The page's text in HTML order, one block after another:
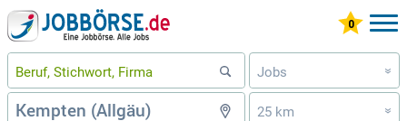
Jobs »
25 km »